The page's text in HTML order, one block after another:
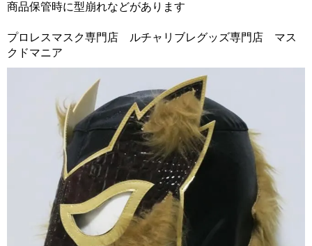
商品保管時に型崩れなどがあります
プロレスマスク専門店 ルチャリブレグッズ専門店 マス
クドマニア